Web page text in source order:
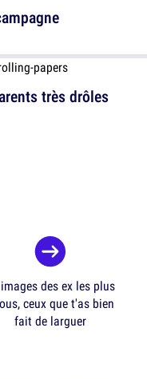
très drôles
des ex les plus
ceux que t'as bien
fait de larguer